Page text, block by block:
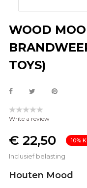
WOOD
TOYS)
Write a review
€ 22,50 10%
Inclusief belasting
Houten Mood